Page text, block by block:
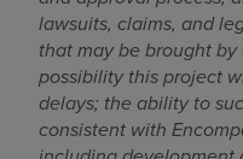
lawsuits, claims, and
that may be brought
possibility this project
delays; the ability to
consistent with